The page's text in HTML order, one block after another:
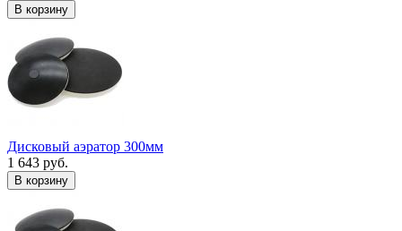
В корзину
Дисковый аэратор 300мм
1 643 руб.
В корзину